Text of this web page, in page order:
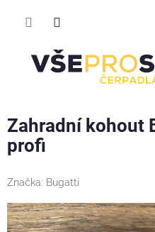
Zahradní kohout
profi
Značka: Bugatti